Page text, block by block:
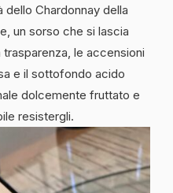
dello Chardonnay della
un sorso che si lascia
le accensioni
e il sottofondo acido
dolcemente fruttato e
resistergli.